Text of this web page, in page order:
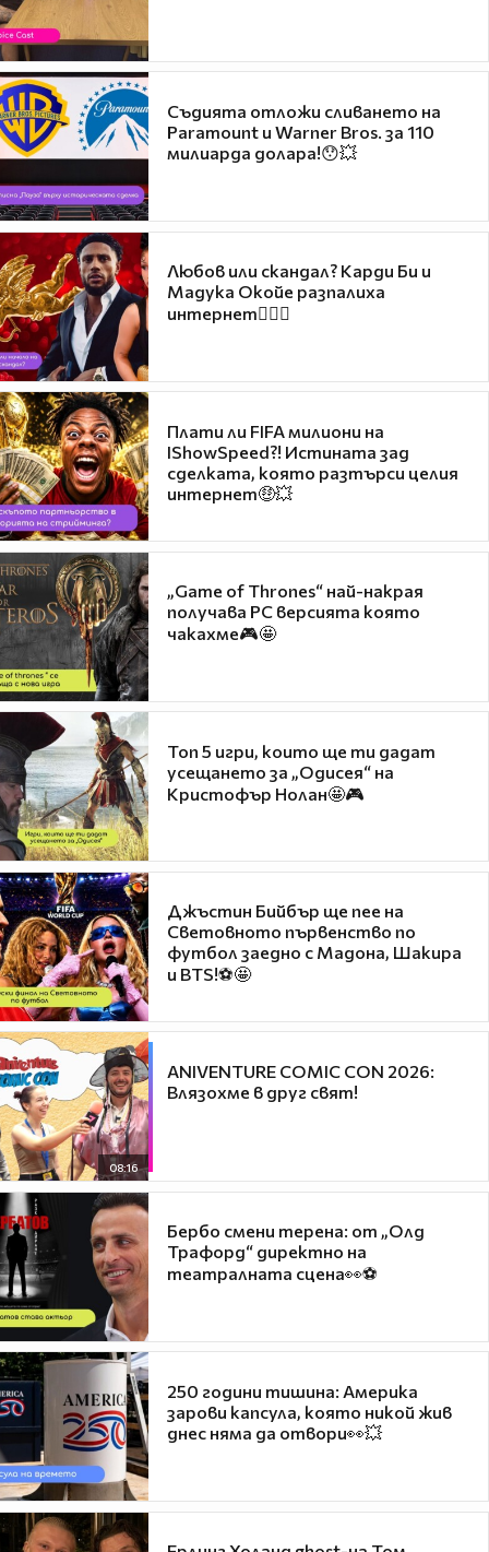
Съдията отложи сливането на
Paramount и Warner Bros. за 110
милиарда долара!😯💥
Любов или скандал? Карди Би и
Мадука Окойе разпалиха
интернет❤️‍🔥🔥
Плати ли FIFA милиони на
IShowSpeed?! Истината зад
сделката, която разтърси целия
интернет🤑💥
„Game of Thrones“ най-накрая
получава PC версията която
чакахме🎮🤩
Топ 5 игри, които ще ти дадат
усещането за „Одисея“ на
Кристофър Нолан🤩🎮
Джъстин Бийбър ще пее на
Световното първенство по
футбол заедно с Мадона, Шакира
и BTS!⚽🤩
08:16
ANIVENTURE COMIC CON 2026:
Влязохме в друг свят!
Бербо смени терена: от „Олд
Трафорд“ директно на
театралната сцена👀⚽
250 години тишина: Америка
зарови капсула, която никой жив
днес няма да отвори👀💥